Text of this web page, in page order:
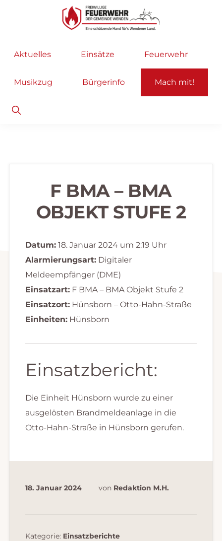
Hauptnavigation
Feuerwehr
helfen
selbstverständlich!
Aktuelles Einsätze Feuerwehr
Musikzug Bürgerinfo Mach mit!
Show
Search
F BMA – BMA
OBJEKT STUFE 2
Datum:18. Januar 2024 um 2:19 Uhr
Alarmierungsart:Digitaler
Meldeempfänger (DME)
Einsatzart:F BMA – BMA Objekt Stufe 2
Einsatzort:Hünsborn – Otto-Hahn-Straße
Einheiten:Hünsborn
Einsatzbericht:
Die Einheit Hünsborn wurde zu einer
ausgelösten Brandmeldeanlage in die
Otto-Hahn-Straße in Hünsborn gerufen.
18. Januar 2024 von Redaktion M.H.
Kategorie: Einsatzberichte